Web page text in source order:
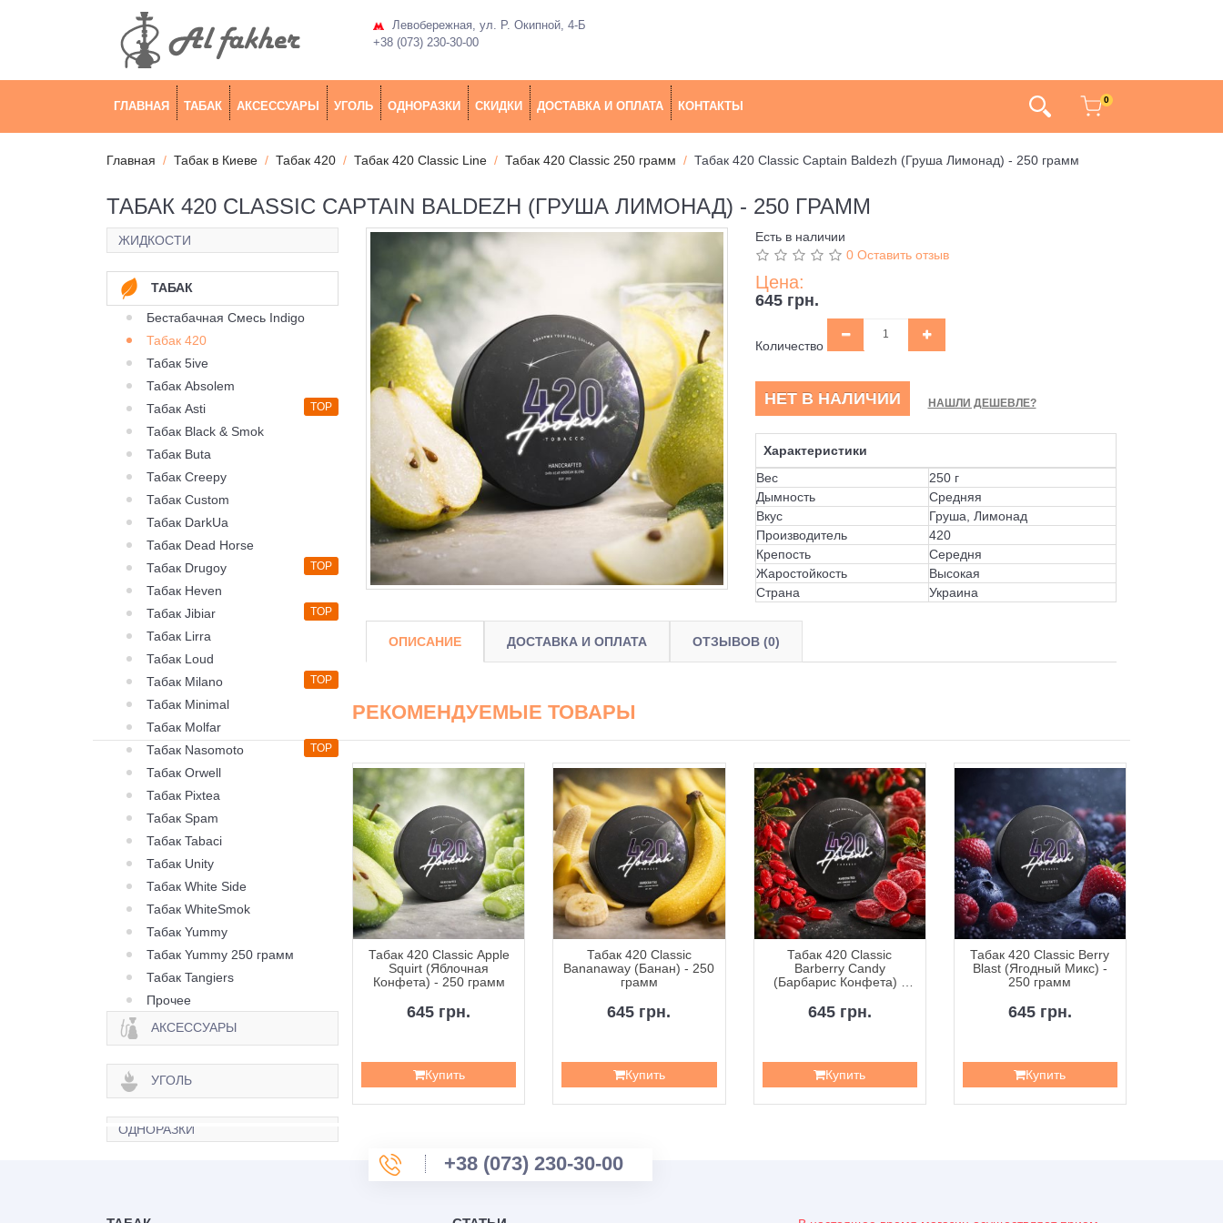
Левобережная, ул. Р. Окипной, 4-Б
+38 (073) 230-30-00
ГЛАВНАЯ ТАБАК АКСЕССУАРЫ УГОЛЬ ОДНОРАЗКИ СКИДКИ ДОСТАВКА И ОПЛАТА КОНТАКТЫ 0
Главная Табак в Киеве Табак 420 Табак 420 Classic Line Табак 420 Classic 250 грамм Табак 420 Classic Captain Baldezh (Груша Лимонад) - 250 грамм
ТАБАК 420 CLASSIC CAPTAIN BALDEZH (ГРУША ЛИМОНАД) - 250 ГРАММ
ЖИДКОСТИ
ТАБАК
Бестабачная Смесь Indigo
Табак 420
Табак 5ive
Табак Absolem
Табак Asti
TOP
Табак Black & Smok
Табак Buta
Табак Creepy
Табак Custom
Табак DarkUa
Табак Dead Horse
Табак Drugoy
TOP
Табак Heven
Табак Jibiar
TOP
Табак Lirra
Табак Loud
Табак Milano
TOP
Табак Minimal
Табак Molfar
Табак Nasomoto
TOP
Табак Orwell
Табак Pixtea
Табак Spam
Табак Tabaci
Табак Unity
Табак White Side
Табак WhiteSmok
Табак Yummy
Табак Yummy 250 грамм
Табак Tangiers
Прочее
АКСЕССУАРЫ
УГОЛЬ
ОДНОРАЗКИ
Есть в наличии
0 Оставить отзыв
Цена:
645 грн.
Количество
НЕТ В НАЛИЧИИ НАШЛИ ДЕШЕВЛЕ?
Характеристики
Вес
250 г
Дымность
Средняя
Вкус
Груша, Лимонад
Производитель
420
Крепость
Середня
Жаростойкость
Высокая
Страна
Украина
ОПИСАНИЕ ДОСТАВКА И ОПЛАТА ОТЗЫВОВ (0)
РЕКОМЕНДУЕМЫЕ ТОВАРЫ
Табак 420 Classic Frost
(Вишня Лимонад) - 250
645 грн.
Табак 420 Classic Apple
Squirt (Яблочная
Конфета) - 250 грамм
645 грн.
Купить
Табак 420 Classic
Bananaway (Банан) - 250
грамм
645 грн.
Купить
Табак 420 Classic
Barberry Candy
(Барбарис Конфета) -
645 грн.
Купить
Табак 420 Classic Berry
Blast (Ягодный Микс) -
250 грамм
645 грн.
Купить
+38 (073) 230-30-00